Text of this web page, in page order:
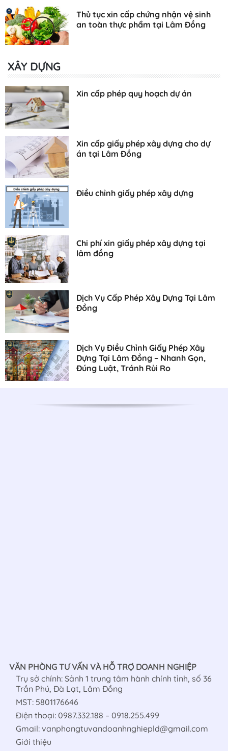
Thủ tục xin cấp chứng nhận vệ sinh
an toàn thực phẩm tại Lâm Đồng
XÂY DỰNG
Xin cấp phép quy hoạch dự án
Xin cấp giấy phép xây dựng cho dự
án tại Lâm Đồng
Điều chỉnh giấy phép xây dựng
Chi phí xin giấy phép xây dựng tại
lâm đồng
Dịch Vụ Cấp Phép Xây Dựng Tại Lâm
Đồng
Dịch Vụ Điều Chỉnh Giấy Phép Xây
Dựng Tại Lâm Đồng – Nhanh Gọn,
Đúng Luật, Tránh Rủi Ro
VĂN PHÒNG TƯ VẤN VÀ HỖ TRỢ DOANH NGHIỆP
Trụ sở chính: Sảnh 1 trung tâm hành chính tỉnh, số 36
Trần Phú, Đà Lạt, Lâm Đồng
MST: 5801176646
Điện thoại: 0987.332.188 – 0918.255.499
Gmail: vanphongtuvandoanhnghiepld@gmail.com
Giới thiệu